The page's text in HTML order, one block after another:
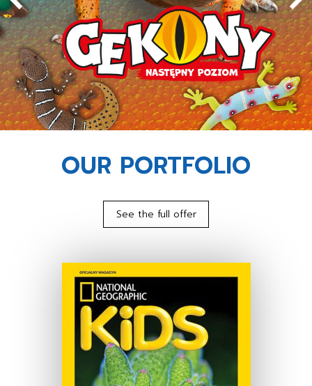
OUR PORTFOLIO
See the full offer